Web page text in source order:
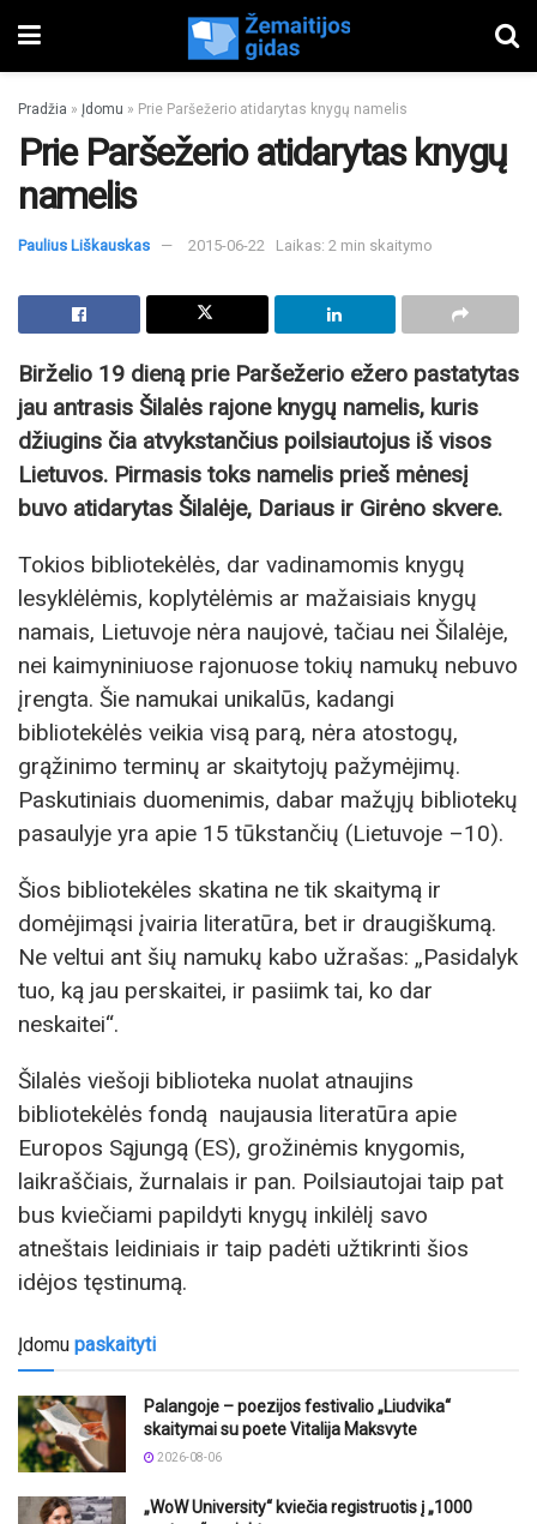
Pradžia » Įdomu » Prie Paršežerio atidarytas knygų namelis
Prie Paršežerio atidarytas knygų
namelis
Paulius Liškauskas 2015-06-22 Laikas: 2 min skaitymo
Birželio 19 dieną prie Paršežerio ežero pastatytas
jau antrasis Šilalės rajone knygų namelis, kuris
džiugins čia atvykstančius poilsiautojus iš visos
Lietuvos. Pirmasis toks namelis prieš mėnesį
buvo atidarytas Šilalėje, Dariaus ir Girėno skvere.
Tokios bibliotekėlės, dar vadinamomis knygų
lesyklėlėmis, koplytėlėmis ar mažaisiais knygų
namais, Lietuvoje nėra naujovė, tačiau nei Šilalėje,
nei kaimyniniuose rajonuose tokių namukų nebuvo
įrengta. Šie namukai unikalūs, kadangi
bibliotekėlės veikia visą parą, nėra atostogų,
grąžinimo terminų ar skaitytojų pažymėjimų.
Paskutiniais duomenimis, dabar mažųjų bibliotekų
pasaulyje yra apie 15 tūkstančių (Lietuvoje –10).
Šios bibliotekėles skatina ne tik skaitymą ir
domėjimąsi įvairia literatūra, bet ir draugiškumą.
Ne veltui ant šių namukų kabo užrašas: „Pasidalyk
tuo, ką jau perskaitei, ir pasiimk tai, ko dar
neskaitei“.
Šilalės viešoji biblioteka nuolat atnaujins
bibliotekėlės fondą naujausia literatūra apie
Europos Sąjungą (ES), grožinėmis knygomis,
laikraščiais, žurnalais ir pan. Poilsiautojai taip pat
bus kviečiami papildyti knygų inkilėlį savo
atneštais leidiniais ir taip padėti užtikrinti šios
idėjos tęstinumą.
Įdomu paskaityti
Palangoje – poezijos festivalio „Liudvika“
skaitymai su poete Vitalija Maksvyte
2026-08-06
„WoW University“ kviečia registruotis į „1000